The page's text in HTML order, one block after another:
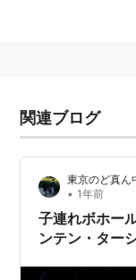
関連ブログ
東京のど真
• 1年前
子連れボホー
ンテン・ター